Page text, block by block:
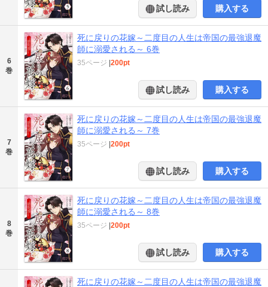
試し読み 購入する
6
巻
死に戻りの花嫁～二度目の人生は帝国の最強退魔
師に溺愛される～ 6巻
35ページ |200pt
試し読み 購入する
7
巻
死に戻りの花嫁～二度目の人生は帝国の最強退魔
師に溺愛される～ 7巻
35ページ |200pt
試し読み 購入する
8
巻
死に戻りの花嫁～二度目の人生は帝国の最強退魔
師に溺愛される～ 8巻
35ページ |200pt
試し読み 購入する
死に戻りの花嫁～二度目の人生は帝国の最強退魔